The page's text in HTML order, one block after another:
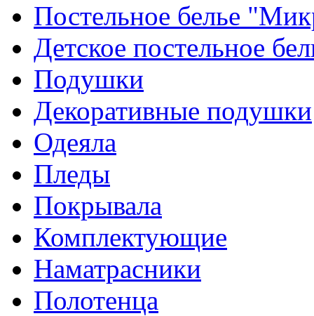
Постельное белье
Детское постельное
Подушки
Декоративные подушки
Одеяла
Пледы
Покрывала
Комплектующие
Наматрасники
Полотенца